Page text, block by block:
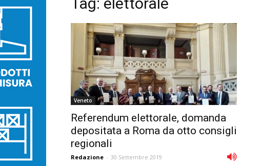
Veneto
Referendum elettorale, domanda
depositata a Roma da otto consigli
regionali
Redazione - 30 Settembre 2019